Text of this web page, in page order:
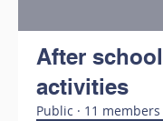
After school
activities
Public · 11 members